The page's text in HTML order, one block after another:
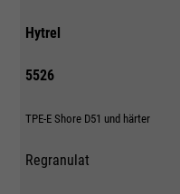
Hytrel
5526
TPE-E Shore D51 und härter
Regranulat